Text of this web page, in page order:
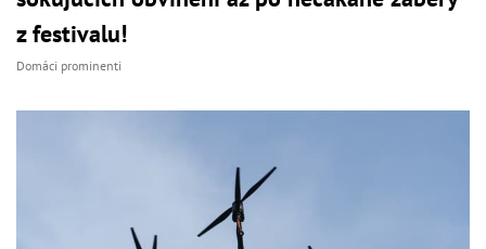
z festivalu!
Domáci prominenti